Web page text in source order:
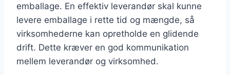
emballage. En effektiv leverandør skal kunne
levere emballage i rette tid og mængde, så
virksomhederne kan opretholde en glidende
drift. Dette kræver en god kommunikation
mellem leverandør og virksomhed.